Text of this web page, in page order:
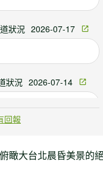
狀況 2026-07-17
狀況 2026-07-14
回報
瞰大台北晨昏美景的